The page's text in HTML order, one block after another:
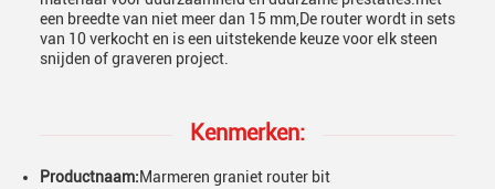
een breedte van niet meer dan 15 mm,De router wordt in sets
van 10 verkocht en is een uitstekende keuze voor elk steen
snijden of graveren project.
Kenmerken:
Productnaam:Marmeren graniet router bit